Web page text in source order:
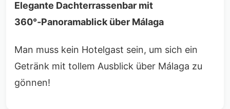
Elegante Dachterrassenbar mit
360°‑Panoramablick über Málaga
Man muss kein Hotelgast sein, um sich ein
Getränk mit tollem Ausblick über Málaga zu
gönnen!